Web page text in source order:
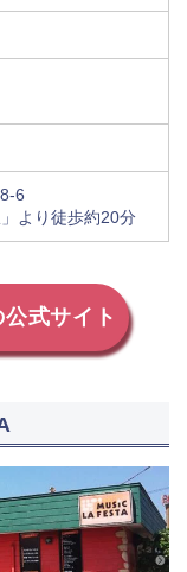
6
より徒歩約20分
式サイト